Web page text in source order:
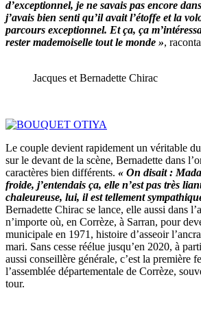
d’exceptionnel, je ne savais pas encore
j’avais bien senti qu’il avait l’étoffe et la
parcours exceptionnel. Et ça, ça
rester mademoiselle tout le monde »,
Jacques et Bernadette Chirac
Le couple devient rapidement un véritable
sur le devant de la scène, Bernadette dans
caractères bien différents. « On disait :
froide, j’entendais ça, elle n’est pas très
chaleureuse, lui, il est tellement
Bernadette Chirac se lance, elle aussi dans
n’importe où, en Corrèze, à Sarran, pour
municipale en 1971, histoire d’asseoir
mari. Sans cesse réélue jusqu’en 2020, à
aussi conseillère générale, c’est la première
l’assemblée départementale de Corrèze,
tour.